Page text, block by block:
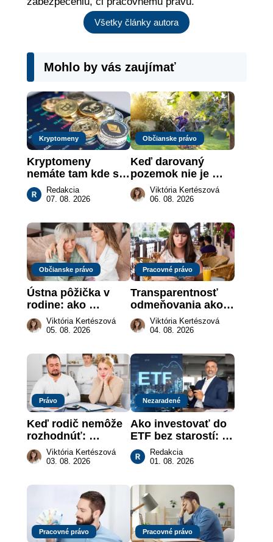
Všetky články autora
Mohlo by vás zaujímať
Kryptomeny
Kryptomeny
nemáte tam kde si
myslíte: Viete, kde
sa naozaj
Redakcia
07. 08. 2026
Občianske právo
Keď darovaný
pozemok nie je
„hotová vec“: kedy
môže darca žiadať
Viktória Kertészová
06. 08. 2026
Občianske právo
Ústna pôžička v
rodine: ako
vymôcť peniaze,
keď na papieri nie
Viktória Kertészová
05. 08. 2026
Pracovné právo
Transparentnosť
odmeňovania ako
právna povinnosť:
revolúcia na
práce
Viktória Kertészová
04. 08. 2026
Právo
Keď rodič nemôže
rozhodnúť:
nahradenie prejavu
vôle súdom v
Viktória Kertészová
03. 08. 2026
Nezaradené
Ako investovať do
ETF bez starostí:
Investičné plány,
ktoré urobia prácu
Redakcia
01. 08. 2026
Pracovné právo Pracovné právo